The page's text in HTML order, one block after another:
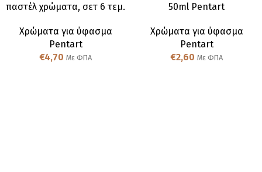
παστέλ χρώματα, σετ 6 τεμ.
Χρώματα για ύφασμα
Pentart
€4,70 Με ΦΠΑ
50ml Pentart
Χρώματα για ύφασμα
Pentart
€2,60 Με ΦΠΑ